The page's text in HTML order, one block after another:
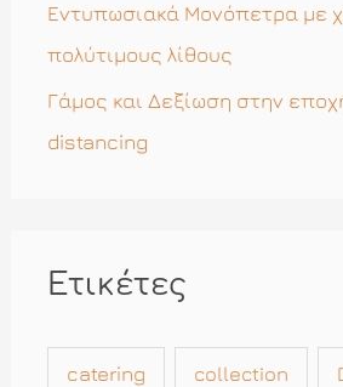
Εντυπωσιακά Μονόπετρα με
πολύτιμους λίθους
Γάμος και Δεξίωση στην
distancing
Ετικέτες
catering collection